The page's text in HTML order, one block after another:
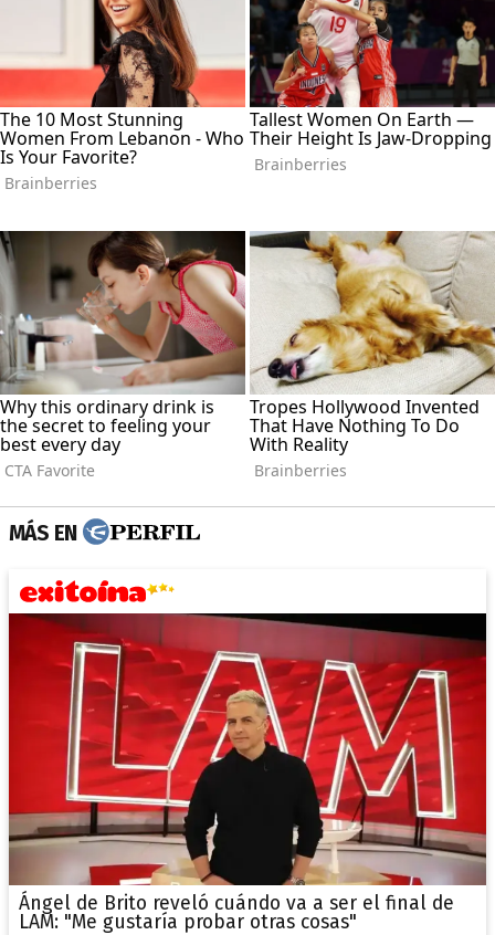
MÁS EN
Ángel de Brito reveló cuándo va a ser el final de
LAM: "Me gustaría probar otras cosas"